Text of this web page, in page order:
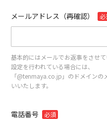
メールアドレス（再確認）
基本的にはメールでお返事をさせ
設定を行われている場合には、
「@tenmaya.co.jp」のドメイン
いいたします。
電話番号 必須